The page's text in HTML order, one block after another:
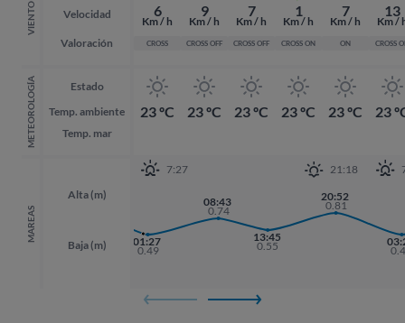
VIENTO
Velocidad
Valoración
METEOROLOGÍA
Estado
Temp. ambiente
Temp. mar
MAREAS
Alta (m)
Baja (m)
6
Km / h
CROSS
23 ºC
9
Km / h
CROSS OFF
23 ºC
7
Km / h
CROSS OFF
23 ºC
1
Km / h
CROSS ON
23 ºC
7
Km / h
ON
23 ºC
7:27
21:18
19:47
01:27
0.49
08:43
0.74
13:45
0.55
20:52
0.81
13
Km /
CROSS
23
20:52
0.81